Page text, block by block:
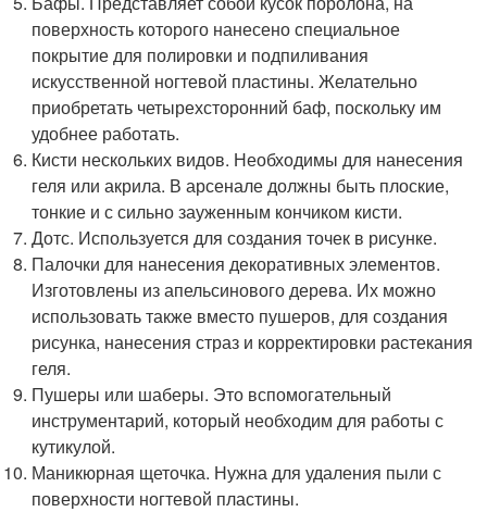
поверхность которого нанесено специальное
покрытие для полировки и подпиливания
искусственной ногтевой пластины. Желательно
приобретать четырехсторонний баф, поскольку им
удобнее работать.
Кисти нескольких видов. Необходимы для нанесения
геля или акрила. В арсенале должны быть плоские,
тонкие и с сильно зауженным кончиком кисти.
Дотс. Используется для создания точек в рисунке.
Палочки для нанесения декоративных элементов.
Изготовлены из апельсинового дерева. Их можно
использовать также вместо пушеров, для создания
рисунка, нанесения страз и корректировки растекания
геля.
Пушеры или шаберы. Это вспомогательный
инструментарий, который необходим для работы с
кутикулой.
Маникюрная щеточка. Нужна для удаления пыли с
поверхности ногтевой пластины.